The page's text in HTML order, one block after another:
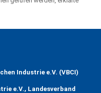
Industrie e.V. (VBCI)
e.V., Landesverband